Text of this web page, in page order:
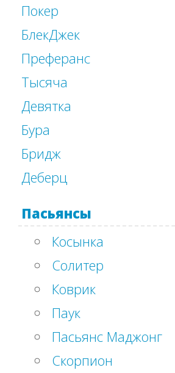
Покер
БлекДжек
Преферанс
Тысяча
Девятка
Бура
Бридж
Деберц
Пасьянсы
Косынка
Солитер
Коврик
Паук
Пасьянс Маджонг
Скорпион